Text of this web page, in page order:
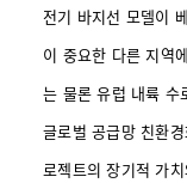
전기 바지선 모델이
이 중요한 다른 지역
는 물론 유럽 내륙 수
글로벌 공급망 친환
로젝트의 장기적 가